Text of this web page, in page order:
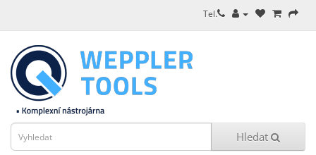
Tel.
Hledat